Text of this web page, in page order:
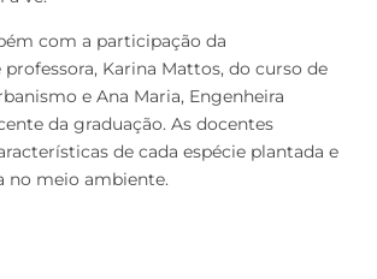
com a participação da
professora, Karina Mattos, do curso de
e Ana Maria, Engenheira
da graduação. As docentes
de cada espécie plantada e
no meio ambiente.